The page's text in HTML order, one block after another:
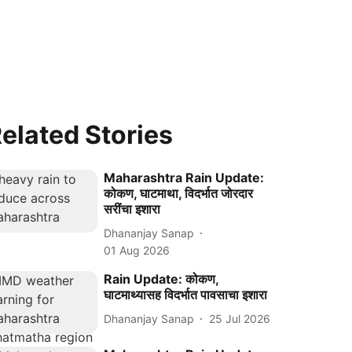
Stories
Maharashtra Rain Update:
कोकण, घाटमाथा, विदर्भात जोरदार
सरींचा इशारा
Dhananjay Sanap
01 Aug 2026
Rain Update: कोकण,
घाटमाथ्यासह विदर्भात पावसाचा इशारा
Dhananjay Sanap 25 Jul 2026